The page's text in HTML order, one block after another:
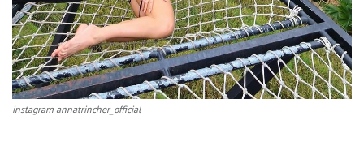
instagram annatrincher_official